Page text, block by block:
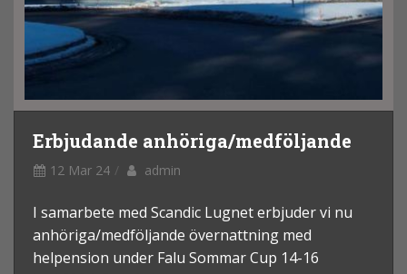
Erbjudande anhöriga/medföljande
12 Mar 24 admin
I samarbete med Scandic Lugnet erbjuder vi nu
anhöriga/medföljande övernattning med
helpension under Falu Sommar Cup 14-16